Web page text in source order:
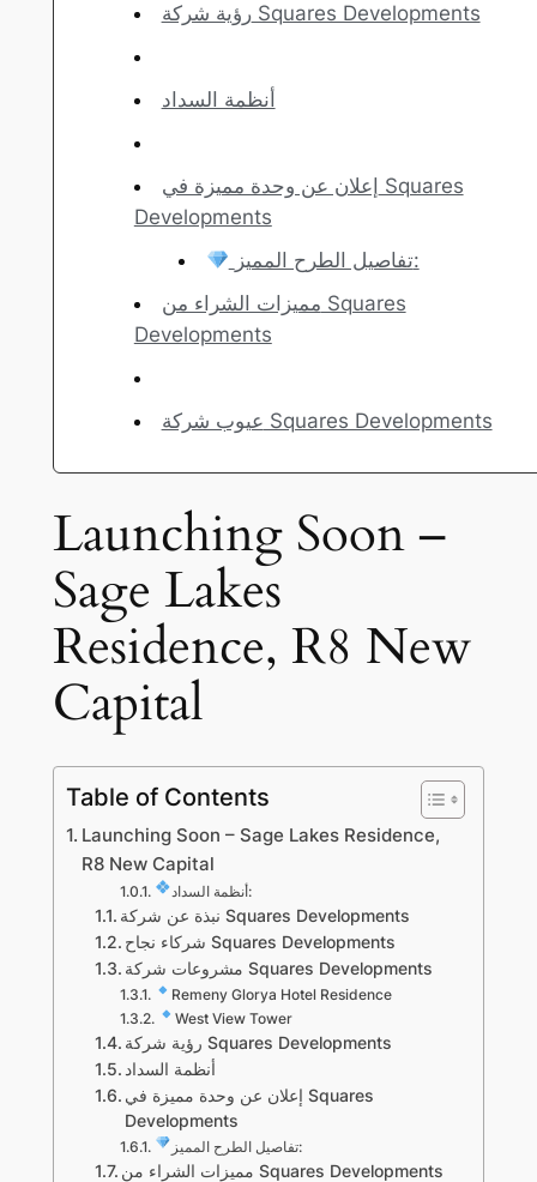
رؤية شركة Squares Developments
أنظمة السداد
إعلان عن وحدة مميزة في Squares
Developments
تفاصيل الطرح المميز:
مميزات الشراء من Squares
Developments
عيوب شركة Squares Developments
Launching Soon –
Sage Lakes
Residence, R8 New
Capital
Table of Contents
Launching Soon – Sage Lakes Residence,
R8 New Capital
أنظمة السداد:
نبذة عن شركة Squares Developments
شركاء نجاح Squares Developments
مشروعات شركة Squares Developments
Remeny Glorya Hotel Residence
West View Tower
رؤية شركة Squares Developments
أنظمة السداد
إعلان عن وحدة مميزة في Squares
Developments
تفاصيل الطرح المميز:
مميزات الشراء من Squares Developments